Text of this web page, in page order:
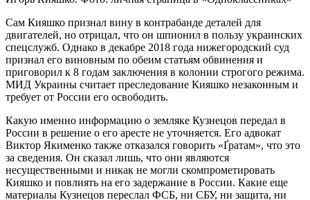
Сам Кияшко признал вину в контрабанде деталей для
двигателей, но отрицал, что он шпионил в пользу украинских
спецслужб. Однако в декабре 2018 года нижегородский суд
признал его виновным по обеим статьям обвинения и
приговорил к 8 годам заключения в колонии строгого режима.
МИД Украины считает преследование Кияшко незаконным и
требует от России его освободить.
Какую именно информацию о земляке Кузнецов передал в
России в решение о его аресте не уточняется. Его адвокат
Виктор Якименко также отказался говорить «Ґратам», что это
за сведения. Он сказал лишь, что они являются
несущественными и никак не могли скомпрометировать
Кияшко и повлиять на его задержание в России. Какие еще
материалы Кузнецов переслал ФСБ, ни СБУ, ни защита, ни